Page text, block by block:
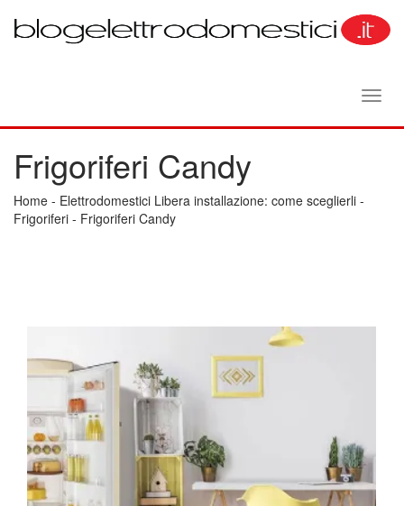
Frigoriferi Candy
Home - Elettrodomestici Libera installazione: come sceglierli -
Frigoriferi - Frigoriferi Candy